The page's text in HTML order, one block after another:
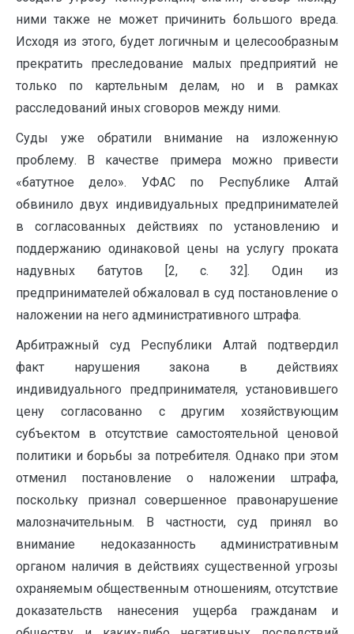
ними также не может причинить большого вреда.
Исходя из этого, будет логичным и целесообразным
прекратить преследование малых предприятий не
только по картельным делам, но и в рамках
расследований иных сговоров между ними.
Суды уже обратили внимание на изложенную
проблему. В качестве примера можно привести
«батутное дело». УФАС по Республике Алтай
обвинило двух индивидуальных предпринимателей
в согласованных действиях по установлению и
поддержанию одинаковой цены на услугу проката
надувных батутов [2, c. 32]. Один из
предпринимателей обжаловал в суд постановление о
наложении на него административного штрафа.
Арбитражный суд Республики Алтай подтвердил
факт нарушения закона в действиях
индивидуального предпринимателя, установившего
цену согласованно с другим хозяйствующим
субъектом в отсутствие самостоятельной ценовой
политики и борьбы за потребителя. Однако при этом
отменил постановление о наложении штрафа,
поскольку признал совершенное правонарушение
малозначительным. В частности, суд принял во
внимание недоказанность административным
органом наличия в действиях существенной угрозы
охраняемым общественным отношениям, отсутствие
доказательств нанесения ущерба гражданам и